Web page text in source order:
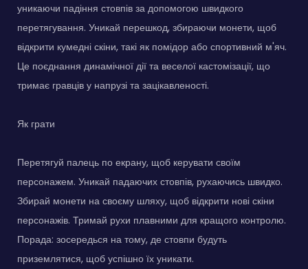
уникаючи падіння стовпів за допомогою швидкого
перетягування. Уникай перешкод, збираючи монети, щоб
відкрити кумедні скіни, такі як помідор або спортивний м'яч.
Це поєднання динамічної дії та веселої кастомізації, що
тримає гравців у напрузі та зацікавленості.
Як грати
Перетягуй палець по екрану, щоб керувати своїм
персонажем. Уникай падаючих стовпів, рухаючись швидко.
Збирай монети на своєму шляху, щоб відкрити нові скіни
персонажів. Тримай рухи плавними для кращого контролю.
Порада: зосередься на тому, де стовпи будуть
приземлятися, щоб успішно їх уникати.